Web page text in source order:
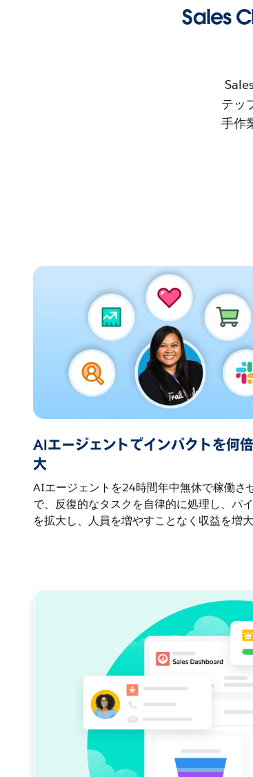
Sales
テッ
手作
AIエージェントでインパクトを何
大
AIエージェントを24時間年中無休で稼働さ
で、反復的なタスクを自律的に処理し、パ
を拡大し、人員を増やすことなく収益を増大